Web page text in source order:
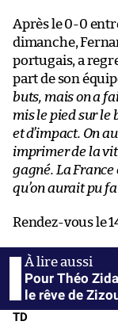
Après le 0-0
dimanche,
portugais, a
part de son
buts, mais on a
mis le pied sur le
et d’impact. On
imprimer de la
gagné. La
qu’on aurait pu
Rendez-vous le
Pour Théo
le rêve de
TD